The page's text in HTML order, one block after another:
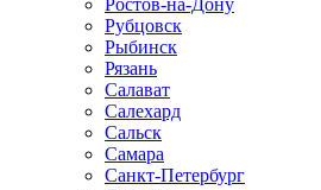
Ростов-на-Дону
Рубцовск
Рыбинск
Рязань
Салават
Салехард
Сальск
Самара
Санкт-Петербург